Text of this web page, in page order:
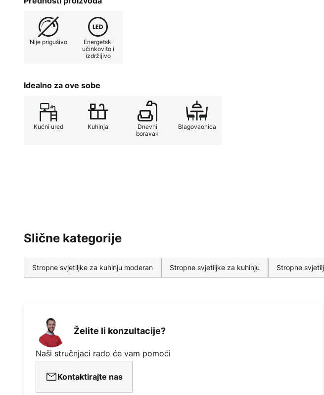
LED stropne svjetiljke idealan je za dnevni boravak ili radnu
besprijekorno se uklapa u postojeći namještaj. Njen tanak
čini je prikladnom čak i za prostorije s niskim stropovima,
prostor u usporedbi s glomaznijom stropnom svjetiljkom.
Nije prigušivo
Energetski
učinkovito i
izdržljivo
Idealno za ove sobe
Kućni ured Kuhinja
Dnevni
boravak
Blagovaonica
Slične kategorije
Stropne svjetiljke za kuhinju moderan Stropne svjetiljke za kuhinju Stropne
Želite li konzultacije?
Naši stručnjaci rado će vam pomoći
Kontaktirajte nas